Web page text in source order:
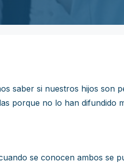
saber si nuestros hijos son
porque no lo han difundido
se conocen ambos se